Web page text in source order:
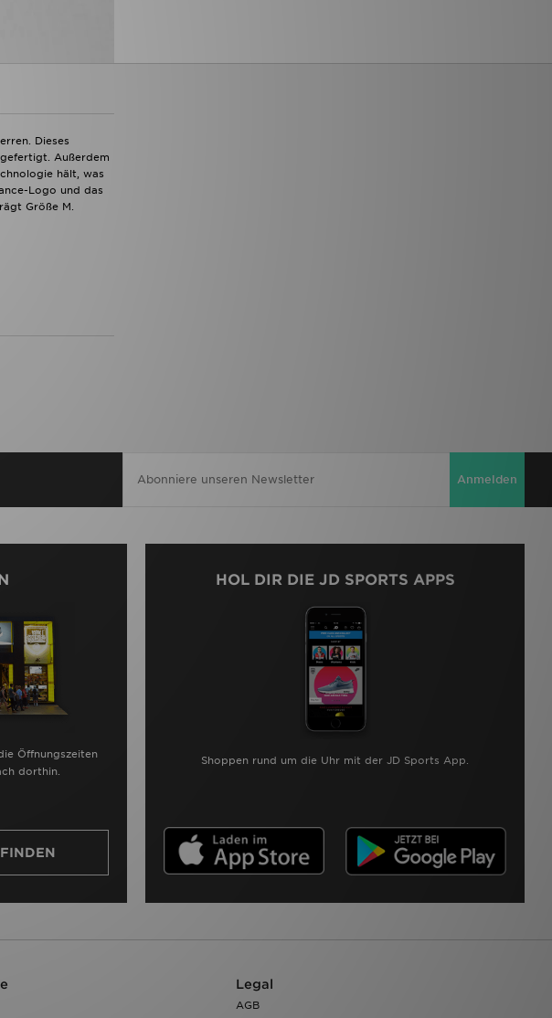
Dieses
Außerdem
hält, was
Logo und das
Größe M.
Anmelden
Öffnungszeiten
dorthin.
HOL DIR DIE JD SPORTS APPS
Shoppen rund um die Uhr mit der JD Sports App.
Legal
AGB